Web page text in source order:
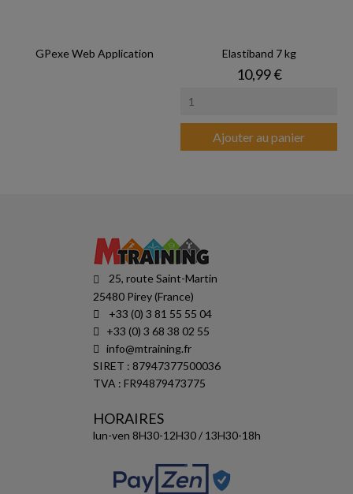
GPexe Web Application Elastiband 7 kg
Prix
10,99 €
Ajouter au panier
25, route Saint-Martin
25480 Pirey (France)
+33 (0) 3 81 55 55 04
+33 (0) 3 68 38 02 55
info@mtraining.fr
SIRET : 87947377500036
TVA : FR94879473775
HORAIRES
lun-ven 8H30-12H30 / 13H30-18h